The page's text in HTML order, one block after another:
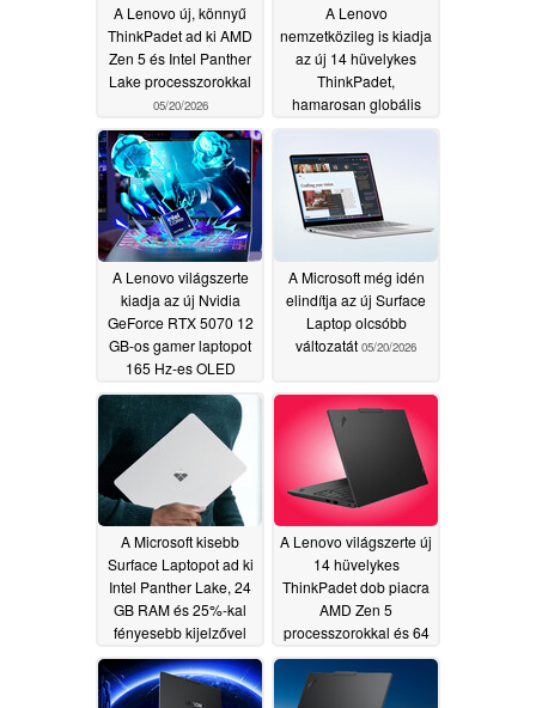
A Lenovo új, könnyű
ThinkPadet ad ki AMD
Zen 5 és Intel Panther
Lake processzorokkal
05/20/2026
A Lenovo
nemzetközileg is kiadja
az új 14 hüvelykes
ThinkPadet,
hamarosan globális
bevezetés következik
05/20/2026
A Lenovo világszerte
kiadja az új Nvidia
GeForce RTX 5070 12
GB-os gamer laptopot
165 Hz-es OLED
kijelzővel05/20/2026
A Microsoft még idén
elindítja az új Surface
Laptop olcsóbb
változatát 05/20/2026
A Microsoft kisebb
Surface Laptopot ad ki
Intel Panther Lake, 24
GB RAM és 25%-kal
fényesebb kijelzővel
05/20/2026
A Lenovo világszerte új
14 hüvelykes
ThinkPadet dob piacra
AMD Zen 5
processzorokkal és 64
GB RAM-mal05/20/2026